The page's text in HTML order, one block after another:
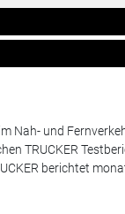
Nah- und
TRUCKER
berichtet